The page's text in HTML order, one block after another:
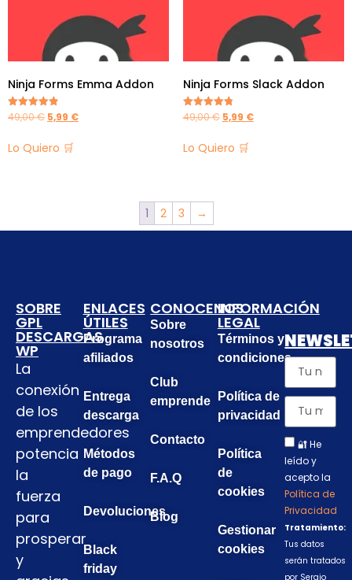
Ninja Forms Emma Addon
Valorado en
4.83
49,00€ 5,99 €
Lo Quiero 🛒
Ninja Forms Slack Addon
Valorado en
4.83
49,00€ 5,99 €
Lo Quiero 🛒
1 2 3 →
SOBRE
GPL
DESCARGAS
WP
La
conexión
de los
emprendedores
potencia
la
fuerza
para
prosperar
y
ENLACES
ÚTILES
Programa
afiliados
Entrega
descarga
Métodos
de pago
Devoluciones
Black
friday
CONOCENOS
Sobre
nosotros
Club
emprende
Contacto
F.A.Q
Blog
INFORMACIÓN
LEGAL
Términos y
condiciones
Política de
privacidad
Política
de
cookies
Gestionar
cookies
🔐 He
leído y
acepto la
Política de
Privacidad
Tratamiento:
Tus datos
serán tratados
por Sergio